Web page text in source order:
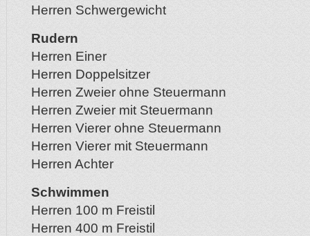
Herren Schwergewicht
Rudern
Herren Einer
Herren Doppelsitzer
Herren Zweier ohne Steuermann
Herren Zweier mit Steuermann
Herren Vierer ohne Steuermann
Herren Vierer mit Steuermann
Herren Achter
Schwimmen
Herren 100 m Freistil
Herren 400 m Freistil